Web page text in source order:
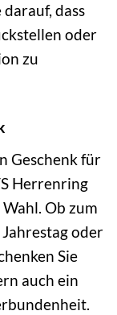
dass
oder
zu
Geschenk für
Herrenring
Ob zum
oder
Sie
auch ein